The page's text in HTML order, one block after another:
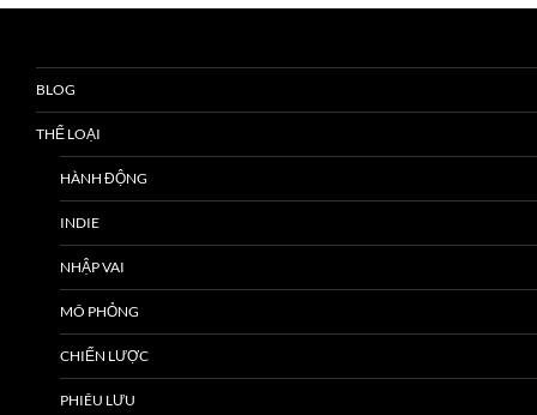
BLOG
THỂ LOẠI
HÀNH ĐỘNG
INDIE
NHẬP VAI
MÔ PHỎNG
CHIẾN LƯỢC
PHIÊU LƯU